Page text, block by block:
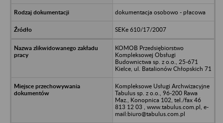
dokumentacja osobowo - płacowa
SEKe 610/17/2007
KOMOB Przedsiębiorstwo
Kompleksowej Obsługi
Budownictwa sp. z o.o., 25-671
Kielce, ul. Batalionów Chłopskich 71
Kompleksowe Usługi Archwizacyjne
Tabulus sp. z o.o., 96-200 Rawa
Maz., Konopnica 102, tel./fax 46
813 12 03 , www.tabulus.com.pl, e-
mail:biuro@tabulus.com.pl